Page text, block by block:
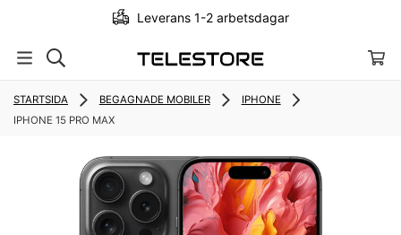
Leverans 1-2 arbetsdagar
STARTSIDA BEGAGNADE MOBILER
IPHONE
IPHONE 15 PRO MAX